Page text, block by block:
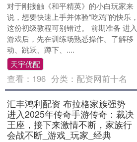
对于刚接触《和平精英》的小白玩家来
说，想要快速上手并体验“吃鸡”的快乐，
这份初级教程可别错过。 前期准备 进入
游戏后，先在训练场熟悉操作。了解移
动、跳跃、蹲下、....
天宇优配
查看： 196 分类： 配资网前十名
汇丰鸿利配资 布拉格家族强势
进入2025年传奇手游传奇：裁决
王座，接下来激情不断，家族行
会战不断_游戏_玩家_经典